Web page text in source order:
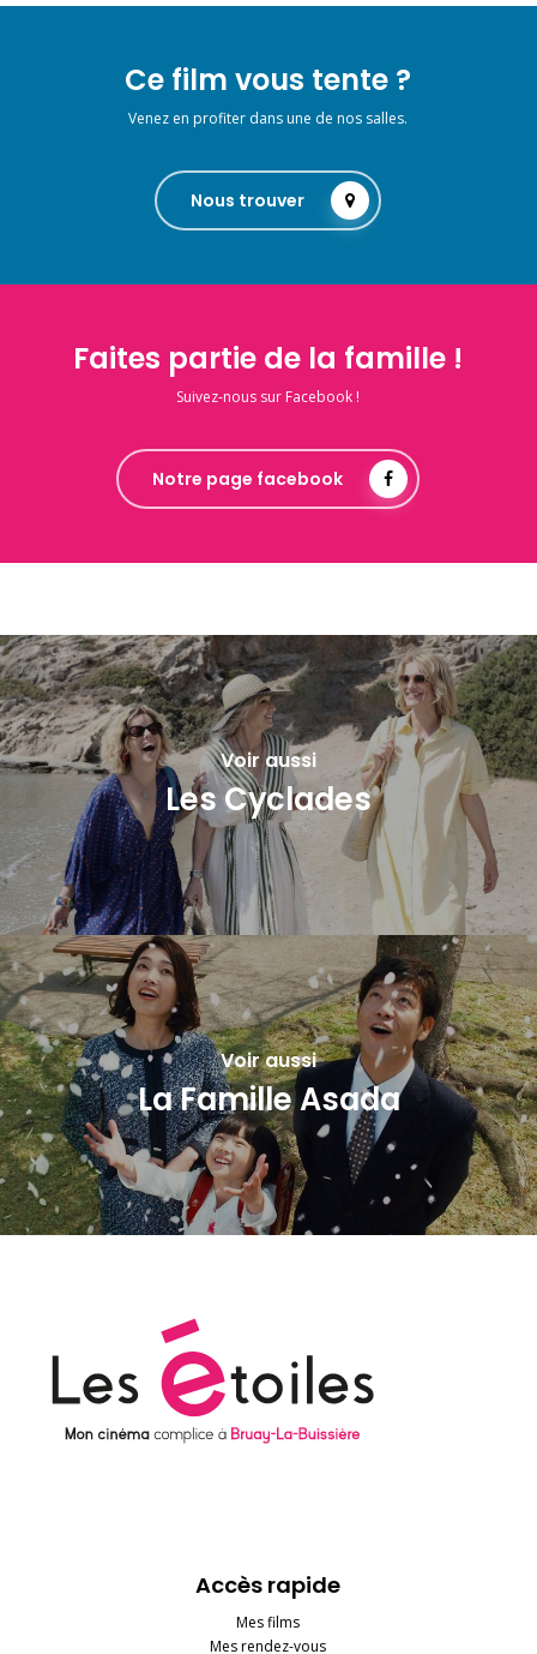
Ce film vous tente ?
Venez en profiter dans une de nos salles.
Nous trouver
Faites partie de la famille !
Suivez-nous sur Facebook !
Notre page facebook
Voir aussi
Les Cyclades
Voir aussi
La Famille Asada
Accès rapide
Mes films
Mes rendez-vous